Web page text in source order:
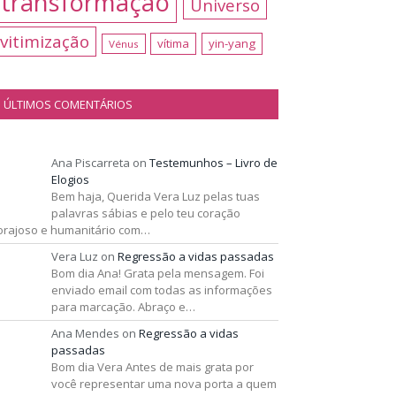
Universo
vitimização Vénus vítima yin-yang
ÚLTIMOS COMENTÁRIOS
Ana Piscarreta on Testemunhos – Livro de
Elogios
Bem haja, Querida Vera Luz pelas tuas
palavras sábias e pelo teu coração
e humanitário com…
Vera Luz on Regressão a vidas passadas
Bom dia Ana! Grata pela mensagem. Foi
enviado email com todas as informações
para marcação. Abraço e…
Ana Mendes on Regressão a vidas
passadas
Bom dia Vera Antes de mais grata por
você representar uma nova porta a quem